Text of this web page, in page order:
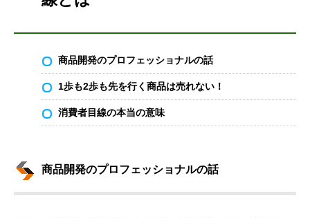
商品開発のプロフェッショナルの話
1歩も2歩も先を行く商品は売れない！
消費者目線の本当の意味
商品開発のプロフェッショナルの話